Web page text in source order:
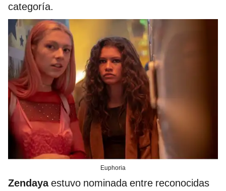
categoría.
Euphoria
Zendayaestuvo nominada entre reconocidas